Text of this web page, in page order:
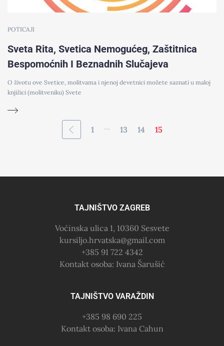
POTICAJI
Sveta Rita, Svetica Nemogućeg, Zaštitnica
Bespomoćnih I Beznadnih Slučajeva
O životu ove Svetice, molitvama i njenoj devetnici možete saznati u maloj
knjižici (molitveniku) Svete
1 ... 13 14 15
TAJNIŠTVO ZAGREB
Voćinska ulica 1, 10360 Sesvete
kursiljo.hrvatska@gmail.com
+385 91 722 4342
Kontakt osoba: Ivana Šarušić
TAJNIŠTVO VARAŽDIN
+385 98 690 225
Kontakt osoba: Ivana Cahun